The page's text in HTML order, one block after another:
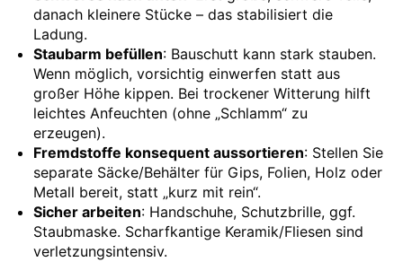
danach kleinere Stücke – das stabilisiert die
Ladung.
Staubarm befüllen: Bauschutt kann stark stauben.
Wenn möglich, vorsichtig einwerfen statt aus
großer Höhe kippen. Bei trockener Witterung hilft
leichtes Anfeuchten (ohne „Schlamm“ zu
erzeugen).
Fremdstoffe konsequent aussortieren: Stellen Sie
separate Säcke/Behälter für Gips, Folien, Holz oder
Metall bereit, statt „kurz mit rein“.
Sicher arbeiten: Handschuhe, Schutzbrille, ggf.
Staubmaske. Scharfkantige Keramik/Fliesen sind
verletzungsintensiv.